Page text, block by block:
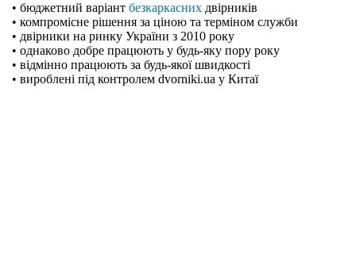
• бюджетний варіант безкаркасних двірників
• компромісне рішення за ціною та терміном служби
• двірники на ринку України з 2010 року
• однаково добре працюють у будь-яку пору року
• відмінно працюють за будь-якої швидкості
• вироблені під контролем dvorniki.ua у Китаї